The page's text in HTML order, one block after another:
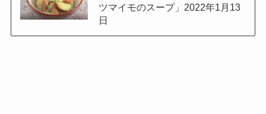
ツマイモのスープ」2022年1月13
日